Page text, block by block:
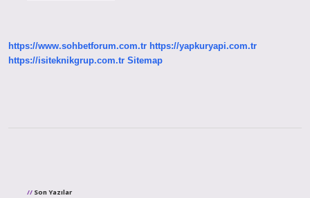
https://www.sohbetforum.com.tr https://yapkuryapi.com.tr
https://isiteknikgrup.com.tr Sitemap
Son Yazılar